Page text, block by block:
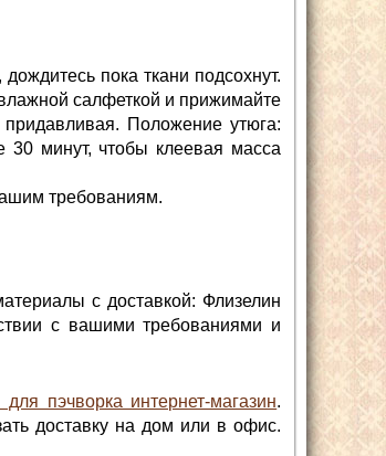
пока ткани подсохнут.
салфеткой и прижимайте
Положение утюга:
30 минут, чтобы клеевая масса
требованиям.
с доставкой: Флизелин
с вашими требованиями и
для пэчворка интернет-магазин.
доставку на дом или в офис.